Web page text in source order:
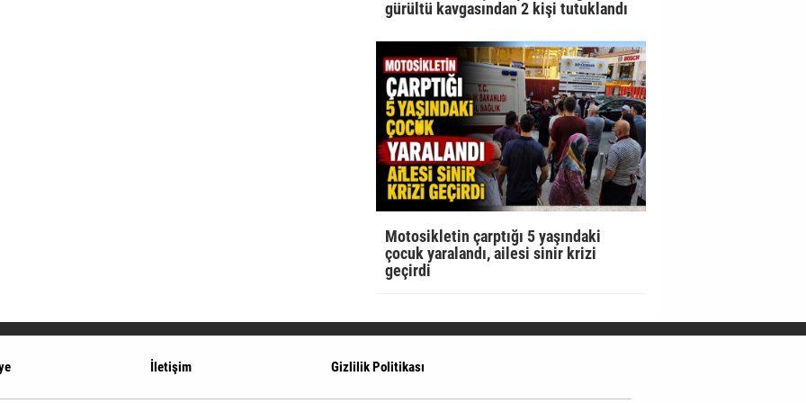
gürültü kavgasından 2 kişi tutuklandı
Motosikletin çarptığı 5 yaşındaki
çocuk yaralandı, ailesi sinir krizi
geçirdi
İletişim Gizlilik Politikası